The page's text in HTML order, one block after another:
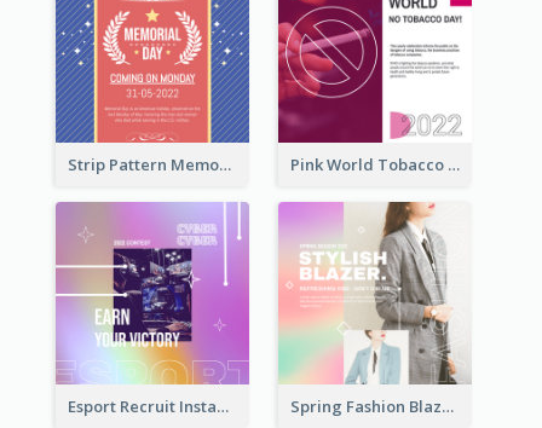
Strip Pattern Memorial Day Instagram Post Pink World Tobacco Day Instagram Post
Esport Recruit Instagram Post Spring Fashion Blazer Instagram Post